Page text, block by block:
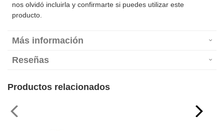
nos olvidó incluirla y confirmarte si puedes utilizar este
producto.
Más información
Reseñas
Productos relacionados